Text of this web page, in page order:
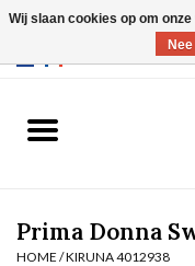
Slip
Prima Donna
HOME /KIRUNA 4012938
Wij slaan cookies op om
Nee